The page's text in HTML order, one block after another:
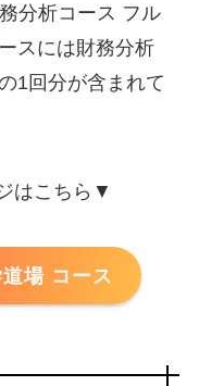
分析コース フル
スには財務分析
1回分が含まれて
はこちら▼
場 コース